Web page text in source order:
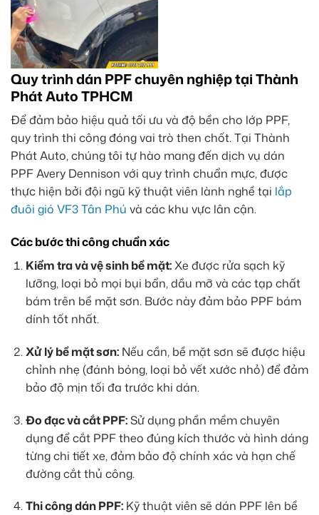
Quy trình dán PPF chuyên nghiệp tại Thành
Phát Auto TPHCM
Để đảm bảo hiệu quả tối ưu và độ bền cho lớp PPF,
quy trình thi công đóng vai trò then chốt. Tại Thành
Phát Auto, chúng tôi tự hào mang đến dịch vụ dán
PPF Avery Dennison với quy trình chuẩn mực, được
thực hiện bởi đội ngũ kỹ thuật viên lành nghề tại lắp
đuôi gió VF3 Tân Phú và các khu vực lân cận.
Các bước thi công chuẩn xác
Kiểm tra và vệ sinh bề mặt:Xe được rửa sạch kỹ
lưỡng, loại bỏ mọi bụi bẩn, dầu mỡ và các tạp chất
bám trên bề mặt sơn. Bước này đảm bảo PPF bám
dính tốt nhất.
Xử lý bề mặt sơn:Nếu cần, bề mặt sơn sẽ được hiệu
chỉnh nhẹ (đánh bóng, loại bỏ vết xước nhỏ) để đảm
bảo độ mịn tối đa trước khi dán.
Đo đạc và cắt PPF:Sử dụng phần mềm chuyên
dụng để cắt PPF theo đúng kích thước và hình dáng
từng chi tiết xe, đảm bảo độ chính xác và hạn chế
đường cắt thủ công.
Thi công dán PPF:Kỹ thuật viên sẽ dán PPF lên bề